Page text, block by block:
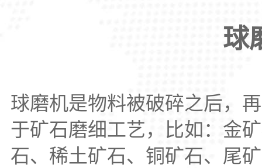
球
球磨机是物料被破碎之后，
于矿石磨细工艺，比如：金
石、稀土矿石、铜矿石、尾